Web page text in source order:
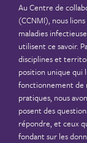
Au Centre de
(CCNMI), nous
maladies
utilisent ce savoir.
disciplines et
position unique
fonctionnement de
pratiques, nous
posent des
répondre, et ceux
fondant sur les